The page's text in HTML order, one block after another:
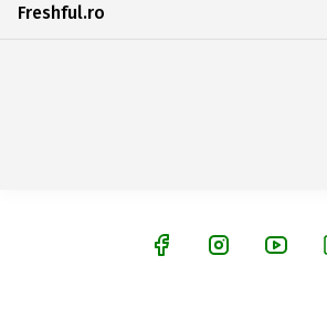
Freshful.ro